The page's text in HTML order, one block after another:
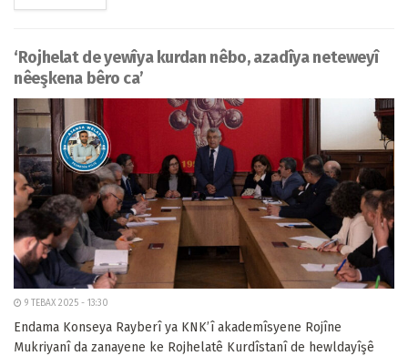
‘Rojhelat de yewîya kurdan nêbo, azadîya neteweyî
nêeşkena bêro ca’
9 TEBAX 2025 - 13:30
Endama Konseya Rayberî ya KNK’î akademîsyene Rojîne
Mukriyanî da zanayene ke Rojhelatê Kurdîstanî de hewldayîşê